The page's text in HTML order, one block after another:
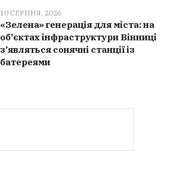
10 СЕРПНЯ, 2026
«Зелена» генерація для міста: на
об’єктах інфраструктури Вінниці
з’являться сонячні станції із
батереями